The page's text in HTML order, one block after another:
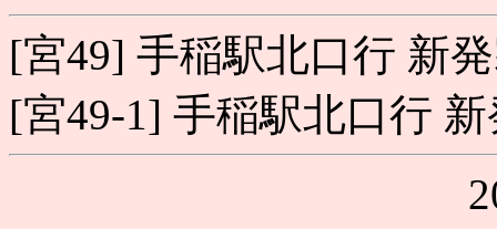
[宮49] 手稲駅北口行 新
[宮49-1] 手稲駅北口行